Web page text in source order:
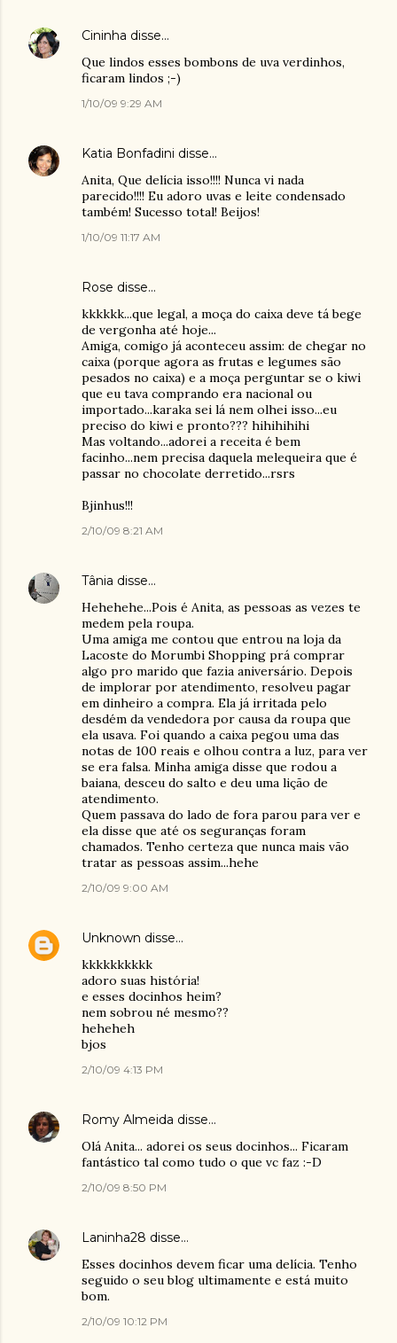
Cininha disse…
Que lindos esses bombons de uva verdinhos,
ficaram lindos ;-)
1/10/09 9:29 AM
Katia Bonfadini disse…
Anita, Que delícia isso!!!! Nunca vi nada
parecido!!!! Eu adoro uvas e leite condensado
também! Sucesso total! Beijos!
1/10/09 11:17 AM
Rose disse…
kkkkkk...que legal, a moça do caixa deve tá bege
de vergonha até hoje...
Amiga, comigo já aconteceu assim: de chegar no
caixa (porque agora as frutas e legumes são
pesados no caixa) e a moça perguntar se o kiwi
que eu tava comprando era nacional ou
importado...karaka sei lá nem olhei isso...eu
preciso do kiwi e pronto??? hihihihihi
Mas voltando...adorei a receita é bem
facinho...nem precisa daquela melequeira que é
passar no chocolate derretido...rsrs
Bjinhus!!!
2/10/09 8:21 AM
Tânia disse…
Hehehehe...Pois é Anita, as pessoas as vezes te
medem pela roupa.
Uma amiga me contou que entrou na loja da
Lacoste do Morumbi Shopping prá comprar
algo pro marido que fazia aniversário. Depois
de implorar por atendimento, resolveu pagar
em dinheiro a compra. Ela já irritada pelo
desdém da vendedora por causa da roupa que
ela usava. Foi quando a caixa pegou uma das
notas de 100 reais e olhou contra a luz, para ver
se era falsa. Minha amiga disse que rodou a
baiana, desceu do salto e deu uma lição de
atendimento.
Quem passava do lado de fora parou para ver e
ela disse que até os seguranças foram
chamados. Tenho certeza que nunca mais vão
tratar as pessoas assim...hehe
2/10/09 9:00 AM
Unknown disse…
kkkkkkkkkk
adoro suas história!
e esses docinhos heim?
nem sobrou né mesmo??
heheheh
bjos
2/10/09 4:13 PM
Romy Almeida disse…
Olá Anita... adorei os seus docinhos... Ficaram
fantástico tal como tudo o que vc faz :-D
2/10/09 8:50 PM
Laninha28 disse…
Esses docinhos devem ficar uma delícia. Tenho
seguido o seu blog ultimamente e está muito
bom.
2/10/09 10:12 PM